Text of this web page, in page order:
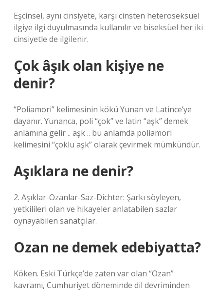
Eşcinsel, aynı cinsiyete, karşı cinsten heteroseksüel
ilgiye ilgi duyulmasında kullanılır ve biseksüel her iki
cinsiyetle de ilgilenir.
Çok âşık olan kişiye ne
denir?
“Poliamori” kelimesinin kökü Yunan ve Latince’ye
dayanır. Yunanca, poli “çok” ve latin “aşk” demek
anlamına gelir .. aşk .. bu anlamda poliamori
kelimesini “çoklu aşk” olarak çevirmek mümkündür.
Aşıklara ne denir?
2. Aşıklar-Ozanlar-Saz-Dichter: Şarkı söyleyen,
yetkilileri olan ve hikayeler anlatabilen sazlar
oynayabilen sanatçılar.
Ozan ne demek edebiyatta?
Köken. Eski Türkçe’de zaten var olan “Ozan”
kavramı, Cumhuriyet döneminde dil devriminden